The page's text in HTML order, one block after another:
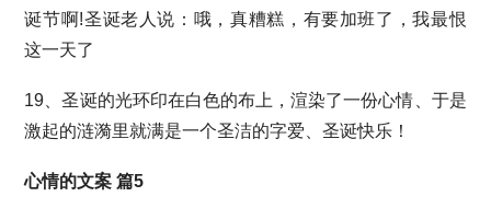
诞节啊!圣诞老人说：哦，真糟糕，有要加班了，我最恨
这一天了
19、圣诞的光环印在白色的布上，渲染了一份心情、于是
激起的涟漪里就满是一个圣洁的字爱、圣诞快乐！
心情的文案 篇5